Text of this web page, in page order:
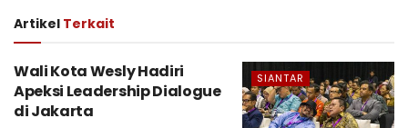
Artikel Terkait
SIANTAR
Wali Kota Wesly Hadiri
Apeksi Leadership Dialogue
di Jakarta